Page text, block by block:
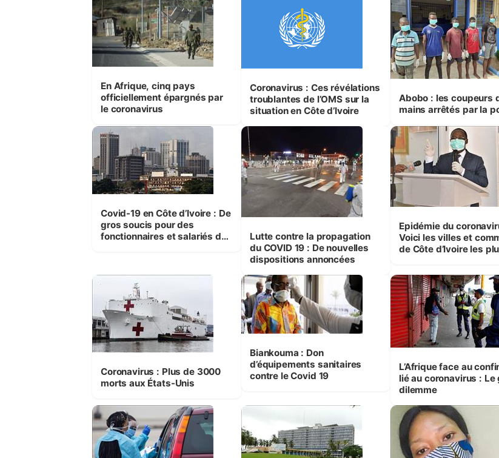
En Afrique, cinq pays
officiellement épargnés par
le coronavirus
Coronavirus : Ces révélations
troublantes de l’OMS sur la
situation en Côte d’Ivoire
Abobo : les coupeurs
mains arrêtés par la
Covid-19 en Côte d’Ivoire : De
gros soucis pour des
fonctionnaires et salariés dès
Lutte contre la propagation
du COVID 19 : De nouvelles
dispositions annoncées
Epidémie du
Voici les villes et
de Côte d’Ivoire les
Coronavirus : Plus de 3000
morts aux États-Unis
Biankouma : Don
d’équipements sanitaires
contre le Covid 19
L’Afrique face au
lié au coronavirus : Le
dilemme